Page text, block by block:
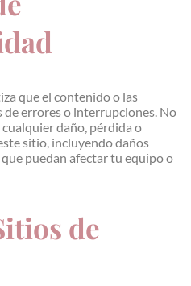
que el contenido o las
errores o interrupciones. No
daño, pérdida o
sitio, incluyendo daños
puedan afectar tu equipo o
de